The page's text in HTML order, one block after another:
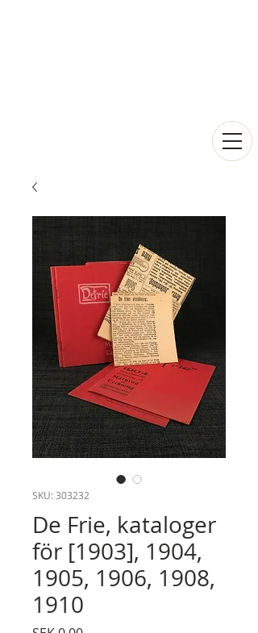
SKU: 303232
De Frie, kataloger
för [1903], 1904,
1905, 1906, 1908,
1910